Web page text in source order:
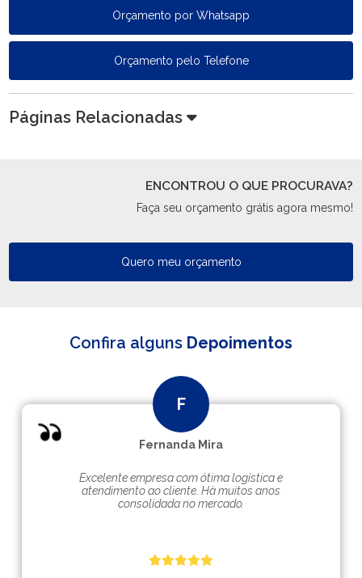
Orçamento por Whatsapp
Orçamento pelo Telefone
Páginas Relacionadas
ENCONTROU O QUE PROCURAVA?
Faça seu orçamento grátis agora mesmo!
Quero meu orçamento
Confira alguns Depoimentos
Fernanda Mira
Excelente empresa com ótima logística e
atendimento ao cliente. Hà muitos anos
consolidada no mercado.